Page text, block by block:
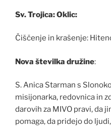
Sv. Trojica: Oklic:
Čiščenje in krašenje:
Nova številka družine:
S. Anica Starman s
misijonarka, redovnica in
darovih za MIVO pravi, da
pomaga, da pridejo do